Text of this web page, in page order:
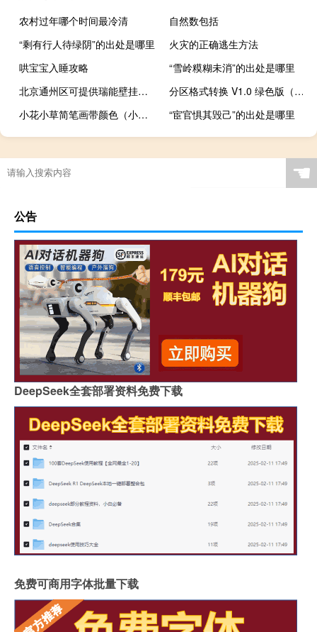
农村过年哪个时间最冷清
自然数包括
“剩有行人待绿阴”的出处是哪里
火灾的正确逃生方法
哄宝宝入睡攻略
“雪岭糢糊未消”的出处是哪里
北京通州区可提供瑞能壁挂炉维修服务地址在哪
分区格式转换 V1.0 绿色版（分区格式转换 V1.0 绿色版功能简介）
小花小草简笔画带颜色（小花小草简笔画）
“宦官惧其毁己”的出处是哪里
☚
公告
DeepSeek全套部署资料免费下载
免费可商用字体批量下载